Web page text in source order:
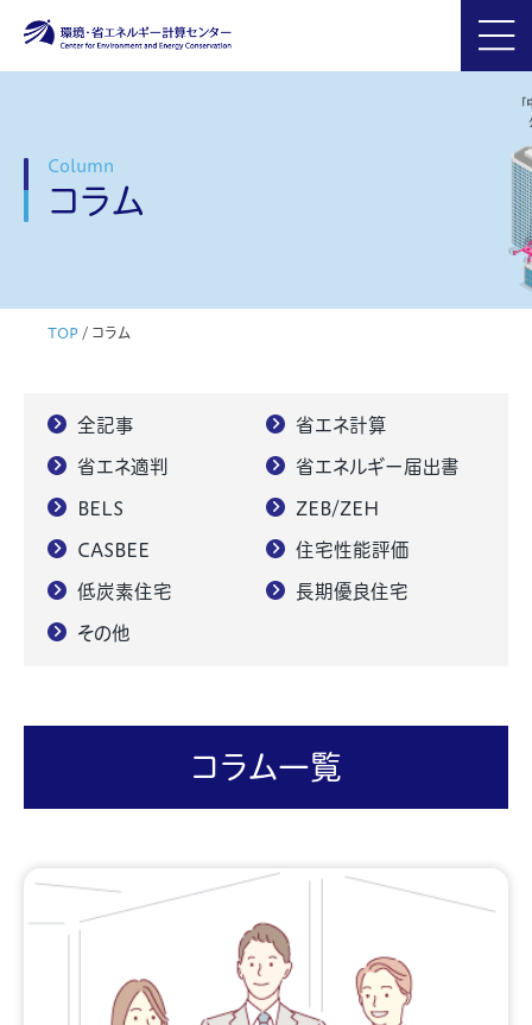
Column
コラム
TOP / コラム
全記事
省エネ計算
省エネ適判
省エネルギー届出書
BELS
ZEB/ZEH
CASBEE
住宅性能評価
低炭素住宅
長期優良住宅
その他
コラム一覧